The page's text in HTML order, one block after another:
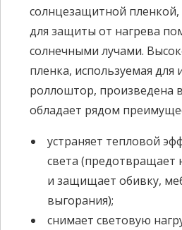
солнцезащитной
для защиты от нагрева
солнечными лучами.
пленка, используемая для
роллоштор, произведена
обладает рядом
устраняет тепловой
света (предотвращает
и защищает обивку,
выгорания);
снимает световую